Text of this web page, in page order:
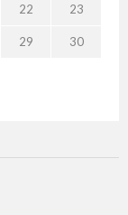
22 23
29 30